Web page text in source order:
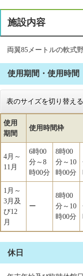
施設内容
両翼85メートルの軟式野
使用期間・使用時間
表のサイズを切り替える
使用
期間
使用時間枠
4月～
11月
6時00
分～8
時00分
8時00
分～10
時00分
1月～
3月及
び12
月
ー
8時00
分～10
時00分
休日